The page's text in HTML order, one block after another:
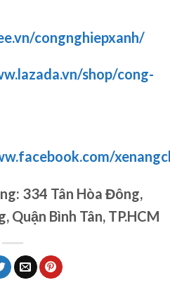
congnghiepxanh/
shop/cong-
334 Tân Hòa Đông,
Quận Bình Tân, TP.HCM